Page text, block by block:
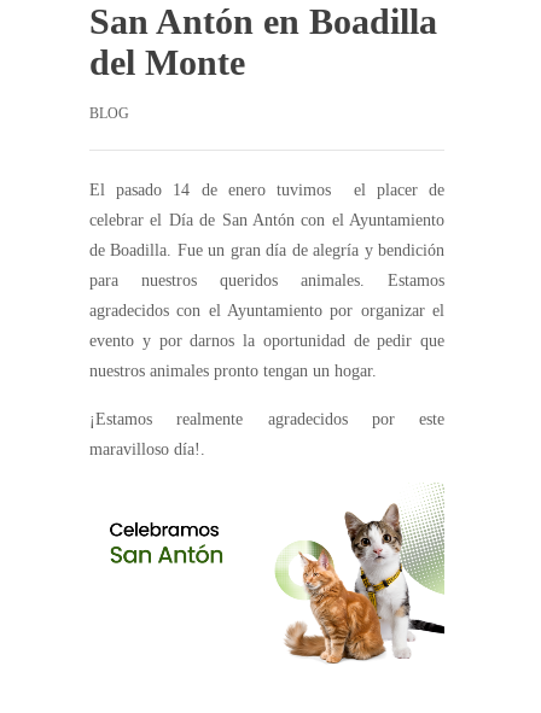
San Antón en Boadilla
del Monte
BLOG
El pasado 14 de enero tuvimos el placer de
celebrar el Día de San Antón con el Ayuntamiento
de Boadilla. Fue un gran día de alegría y bendición
para nuestros queridos animales. Estamos
agradecidos con el Ayuntamiento por organizar el
evento y por darnos la oportunidad de pedir que
nuestros animales pronto tengan un hogar.
¡Estamos realmente agradecidos por este
maravilloso día!.